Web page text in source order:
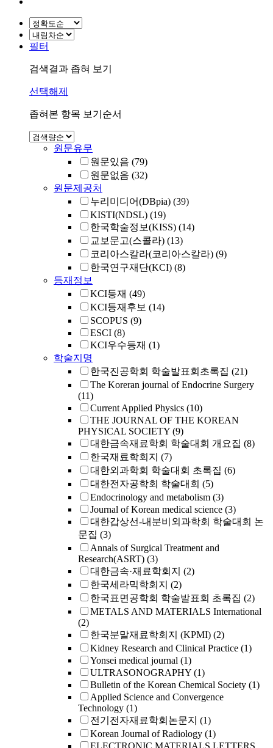
필터
검색결과 좁혀 보기
선택해제
좁혀본 항목 보기순서
원문유무
원문있음 (79)
원문없음 (32)
원문제공처
누리미디어(DBpia) (39)
KISTI(NDSL) (19)
한국학술정보(KISS) (14)
교보문고(스콜라) (13)
코리아스칼라(코리아스칼라) (9)
한국연구재단(KCI) (8)
등재정보
KCI등재 (49)
KCI등재후보 (14)
SCOPUS (9)
ESCI (8)
KCI우수등재 (1)
학술지명
한국진공학회 학술발표회초록집 (21)
The Koreran journal of Endocrine Surgery
(11)
Current Applied Physics (10)
THE JOURNAL OF THE KOREAN
PHYSICAL SOCIETY (9)
대한금속재료학회 학술대회 개요집 (8)
한국재료학회지 (7)
대한외과학회 학술대회 초록집 (6)
대한전자공학회 학술대회 (5)
Endocrinology and metabolism (3)
Journal of Korean medical science (3)
대한갑상선-내분비외과학회 학술대회 논
문집 (3)
Annals of Surgical Treatment and
Research(ASRT) (3)
대한금속·재료학회지 (2)
한국세라믹학회지 (2)
한국표면공학회 학술발표회 초록집 (2)
METALS AND MATERIALS International
(2)
한국분말재료학회지 (KPMI) (2)
Kidney Research and Clinical Practice (1)
Yonsei medical journal (1)
ULTRASONOGRAPHY (1)
Bulletin of the Korean Chemical Society (1)
Applied Science and Convergence
Technology (1)
전기전자재료학회논문지 (1)
Korean Journal of Radiology (1)
ELECTRONIC MATERIALS LETTERS